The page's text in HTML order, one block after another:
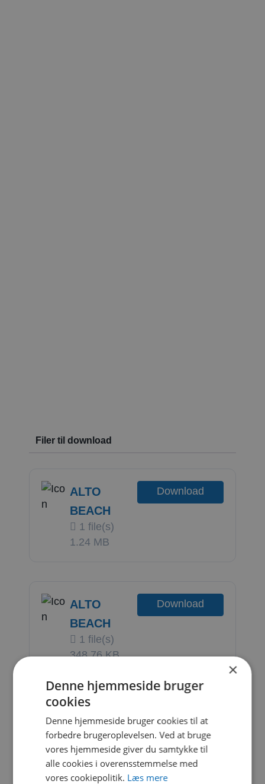
Filer til download
ALTO
BEACH
1 file(s)
1.24 MB
Download
ALTO
BEACH
1 file(s)
348.76 KB
Download
A
L
T
O
Logga in för att ladda nereller
registrera konto
×
Denne hjemmeside bruger
cookies
Denne hjemmeside bruger cookies til at
forbedre brugeroplevelsen. Ved at bruge
vores hjemmeside giver du samtykke til
alle cookies i overensstemmelse med
vores cookiepolitik. Læs mere